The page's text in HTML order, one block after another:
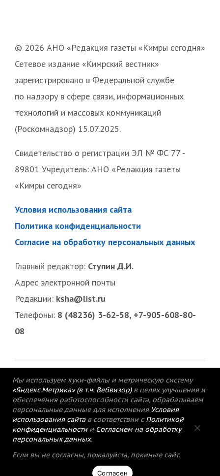
© 2026 АНО «Редакция газеты «Кимры сегодня»
Сетевое издание «Кимрский вестник»
зарегистрировано в Федеральной службе
по надзору в сфере связи, информационных
технологий и массовых коммуникаций
(Роскомнадзор) 15.07.2025.
Свидетельство о регистрации ЭЛ № ФС 77 -
89801 Учредитель: АНО «Редакция газеты
«Кимры сегодня»
Условия использования сайта
Политика конфиденциальности
Согласие на обработку персональных данных
Главный редактор: Ступин Д.И.
Адрес электронной почты
Редакции: ksha@list.ru
Телефоны: 8 (48236) 3-62-58, +7-905-608-80-
08
© 2015-2021 Редакция газеты «Кимрский
вестник».
Политика конфиденциальности
Мы используем куки-файлы и метрическую систему
«Яндекс.Метрика» (в т.ч. Вебвизор) в целях улучшения и
обеспечения работоспособности сайта, обрабатываем
персональные данные для исполнения Условия
использования сайтав соответствии с Политикой
конфиденциальностии Согласием на обработку
персональных данных.
Если вы не согласны, пожалуйста, покиньте сайт.
Согласен